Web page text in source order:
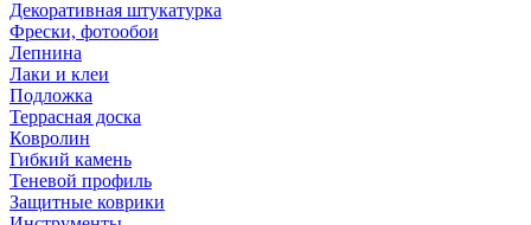
Декоративная штукатурка
Фрески, фотообои
Лепнина
Лаки и клеи
Подложка
Террасная доска
Ковролин
Гибкий камень
Теневой профиль
Защитные коврики